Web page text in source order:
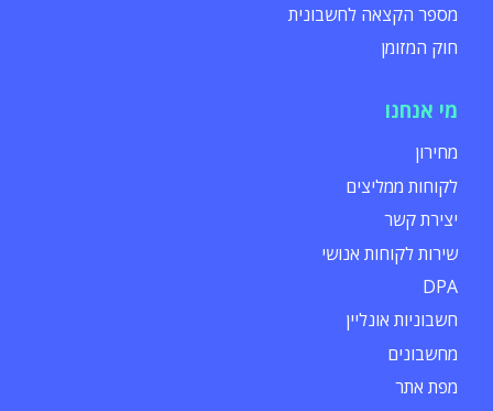
מספר הקצאה לחשבונית
חוק המזומן
מי אנחנו
מחירון
לקוחות ממליצים
יצירת קשר
שירות לקוחות אנושי
DPA
חשבוניות אונליין
מחשבונים
מפת אתר